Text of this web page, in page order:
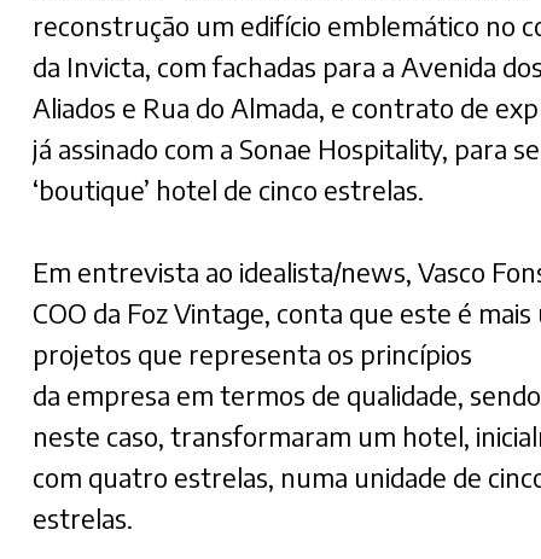
reconstrução um edifício emblemático no
da Invicta, com fachadas para a Avenida
Aliados e Rua do Almada, e contrato de
já assinado com a Sonae Hospitality, para
‘boutique’ hotel de cinco estrelas.
Em entrevista ao idealista/news, Vasco
COO da Foz Vintage, conta que este é mais
projetos que representa os princípios
da empresa em termos de qualidade,
neste caso, transformaram um hotel,
com quatro estrelas, numa unidade de
estrelas.